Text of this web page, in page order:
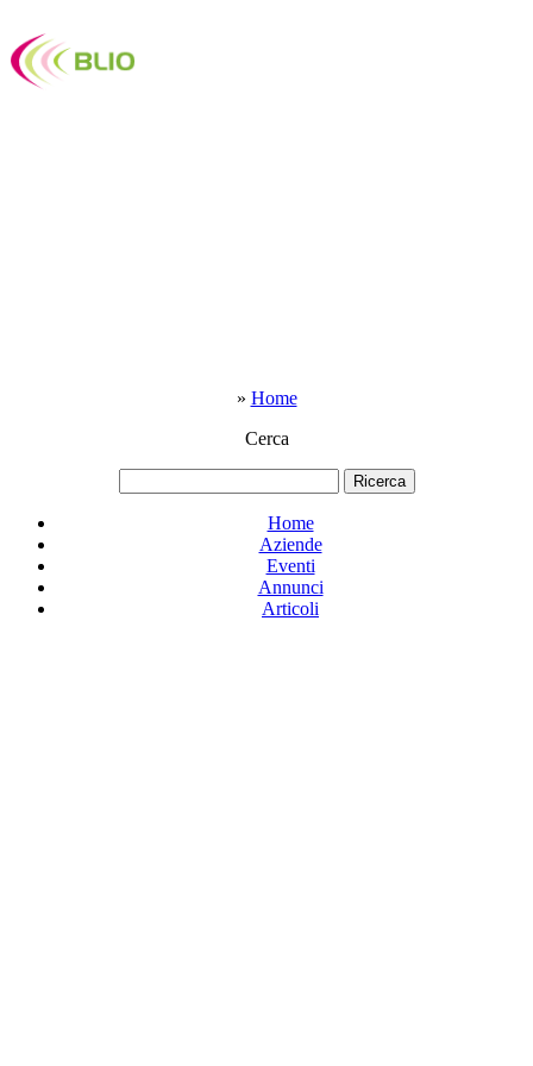
» Home
Cerca
Home
Aziende
Eventi
Annunci
Articoli